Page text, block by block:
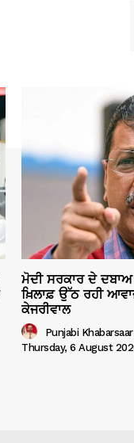
ਮੋਦੀ ਸਰਕਾਰ ਦੇ
ਖ਼ਿਲਾਫ਼ ਉੱਠ ਰਹੀ
ਕੇਜਰੀਵਾਲ
Punjabi Khabarsaar
Thursday, 6 August